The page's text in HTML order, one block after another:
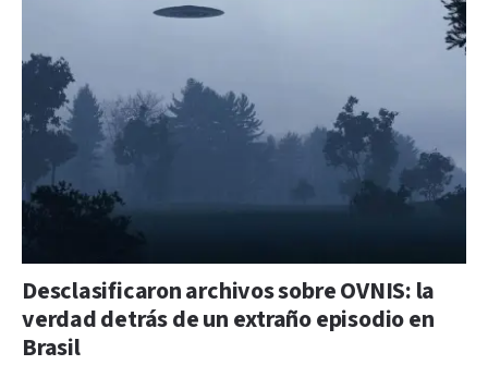
Desclasificaron archivos sobre OVNIS: la
verdad detrás de un extraño episodio en
Brasil